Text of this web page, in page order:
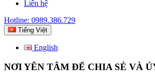
Liên hệ
Hotline: 0989.386.729
Tiếng Việt
English
NƠI YÊN TÂM ĐỂ CHIA SẺ VÀ